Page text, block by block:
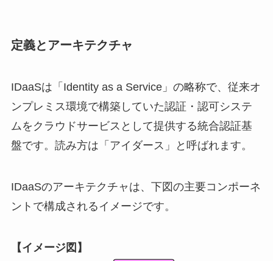
定義とアーキテクチャ
IDaaSは「Identity as a Service」の略称で、従来オ
ンプレミス環境で構築していた認証・認可システ
ムをクラウドサービスとして提供する統合認証基
盤です。読み方は「アイダース」と呼ばれます。
IDaaSのアーキテクチャは、下図の主要コンポーネ
ントで構成されるイメージです。
【イメージ図】